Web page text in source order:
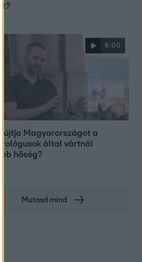
6:00
sújtja Magyarországot a
által vártnál
hőség?
Mutasd mind